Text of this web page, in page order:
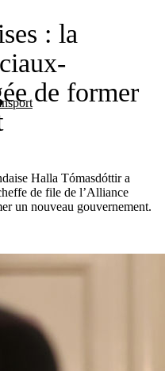
: la
de former
Halla Tómasdóttir a
de file de l’Alliance
un nouveau gouvernement.